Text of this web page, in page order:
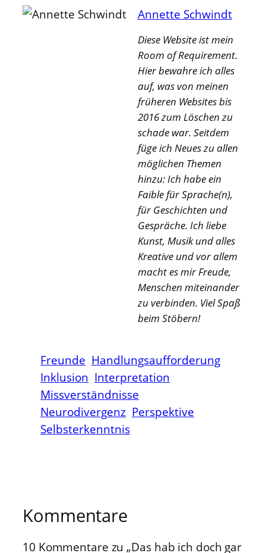
Annette Schwindt
Diese Website ist mein
Room of Requirement.
Hier bewahre ich alles
auf, was von meinen
früheren Websites bis
2016 zum Löschen zu
schade war. Seitdem
füge ich Neues zu allen
möglichen Themen
hinzu: Ich habe ein
Faible für Sprache(n),
für Geschichten und
Gespräche. Ich liebe
Kunst, Musik und alles
Kreative und vor allem
macht es mir Freude,
Menschen miteinander
zu verbinden. Viel Spaß
beim Stöbern!
Freunde Handlungsaufforderung
Inklusion Interpretation
Missverständnisse
Neurodivergenz Perspektive
Selbsterkenntnis
Kommentare
10 Kommentare zu „Das hab ich doch gar